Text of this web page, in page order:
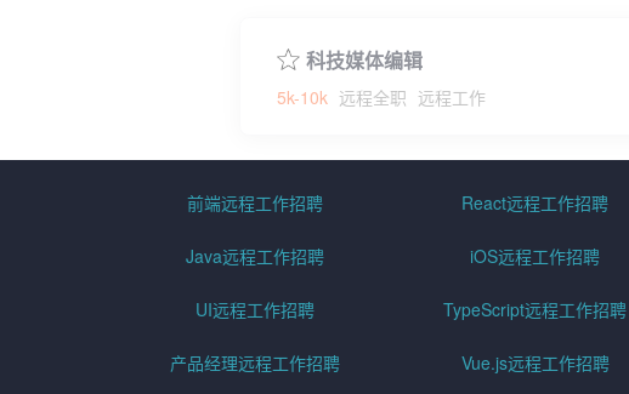
科技媒体编辑
5k-10k 远程全职 远程工作
前端远程工作招聘 React远程工作招聘
Java远程工作招聘 iOS远程工作招聘
UI远程工作招聘 TypeScript远程工作招聘
产品经理远程工作招聘 Vue.js远程工作招聘